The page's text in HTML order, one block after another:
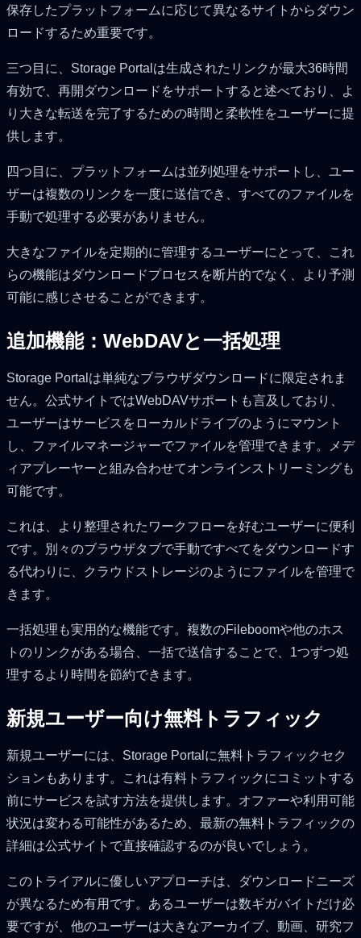
保存したプラットフォームに応じて異なるサイトからダウン
ロードするため重要です。
三つ目に、Storage Portalは生成されたリンクが最大36時間
有効で、再開ダウンロードをサポートすると述べており、よ
り大きな転送を完了するための時間と柔軟性をユーザーに提
供します。
四つ目に、プラットフォームは並列処理をサポートし、ユー
ザーは複数のリンクを一度に送信でき、すべてのファイルを
手動で処理する必要がありません。
大きなファイルを定期的に管理するユーザーにとって、これ
らの機能はダウンロードプロセスを断片的でなく、より予測
可能に感じさせることができます。
追加機能：WebDAVと一括処理
Storage Portalは単純なブラウザダウンロードに限定されま
せん。公式サイトではWebDAVサポートも言及しており、
ユーザーはサービスをローカルドライブのようにマウント
し、ファイルマネージャーでファイルを管理できます。メデ
ィアプレーヤーと組み合わせてオンラインストリーミングも
可能です。
これは、より整理されたワークフローを好むユーザーに便利
です。別々のブラウザタブで手動ですべてをダウンロードす
る代わりに、クラウドストレージのようにファイルを管理で
きます。
一括処理も実用的な機能です。複数のFileboomや他のホス
トのリンクがある場合、一括で送信することで、1つずつ処
理するより時間を節約できます。
新規ユーザー向け無料トラフィック
新規ユーザーには、Storage Portalに無料トラフィックセク
ションもあります。これは有料トラフィックにコミットする
前にサービスを試す方法を提供します。オファーや利用可能
状況は変わる可能性があるため、最新の無料トラフィックの
詳細は公式サイトで直接確認するのが良いでしょう。
このトライアルに優しいアプローチは、ダウンロードニーズ
が異なるため有用です。あるユーザーは数ギガバイトだけ必
要ですが、他のユーザーは大きなアーカイブ、動画、研究フ